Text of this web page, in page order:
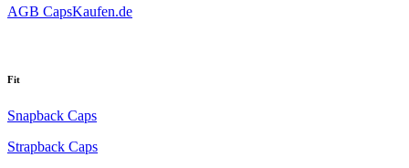
AGB CapsKaufen.de
Fit
Snapback Caps
Strapback Caps